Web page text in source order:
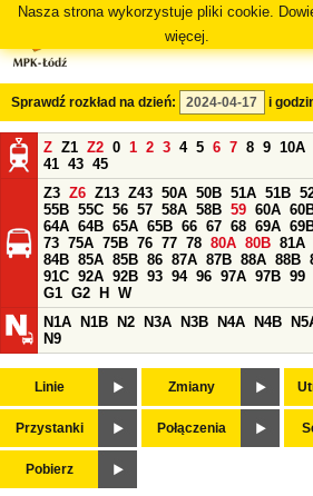
Nasza strona wykorzystuje pliki cookie.
więcej.
Sprawdź rozkład na dzień: i
Z Z1 Z2 0 1 2 3 4 5 6 7 8 9 10A
41 43 45
Z3 Z6 Z13 Z43 50A 50B 51A 51B
55B 55C 56 57 58A 58B 59 60A
64A 64B 65A 65B 66 67 68 69A
73 75A 75B 76 77 78 80A 80B 81A
84B 85A 85B 86 87A 87B 88A 88B
91C 92A 92B 93 94 96 97A 97B 99
G1 G2 H
W
N1A
N1B N2 N3A N3B N4A N4B
N9
Linie Zmiany
Przystanki Połączenia
Pobierz